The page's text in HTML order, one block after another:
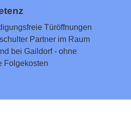
Türöffnungen
Partner im Raum
bei Gaildorf - ohne
Folgekosten